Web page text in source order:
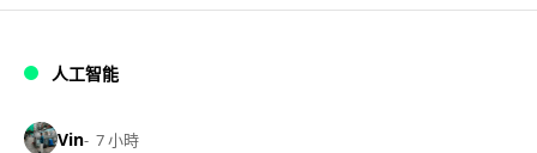
人工智能
Vin 7 小時